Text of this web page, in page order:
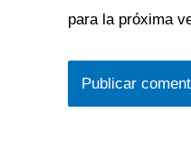
para la próxima